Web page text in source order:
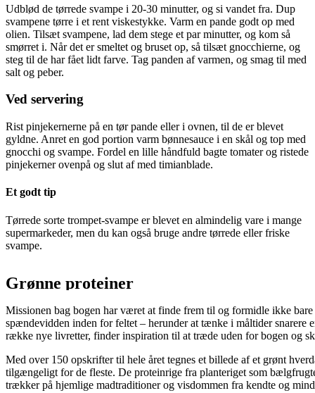
Udblød de tørrede svampe i 20-30 minutter, og si vandet fra. Dup
svampene tørre i et rent viskestykke. Varm en pande godt op med
olien. Tilsæt svampene, lad dem stege et par minutter, og kom så
smørret i. Når det er smeltet og bruset op, så tilsæt gnocchierne, og
steg til de har fået lidt farve. Tag panden af varmen, og smag til med
salt og peber.
Ved servering
Rist pinjekernerne på en tør pande eller i ovnen, til de er blevet
gyldne. Anret en god portion varm bønnesauce i en skål og top med
gnocchi og svampe. Fordel en lille håndfuld bagte tomater og ristede
pinjekerner ovenpå og slut af med timianblade.
Et godt tip
Tørrede sorte trompet-svampe er blevet en almindelig vare i mange
supermarkeder, men du kan også bruge andre tørrede eller friske
svampe.
Grønne proteiner
Missionen bag bogen har været at finde frem til og formidle ikke
spændevidden inden for feltet – herunder at tænke i måltider snarere
række nye livretter, finder inspiration til at træde uden for bogen og
Med over 150 opskrifter til hele året tegnes et billede af et grønt
tilgængeligt for de fleste. De proteinrige fra planteriget som
trækker på hjemlige madtraditioner og visdommen fra kendte og